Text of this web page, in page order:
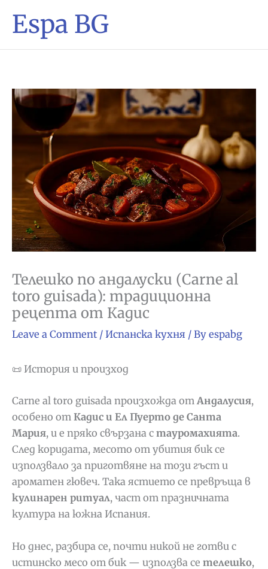
Espa BG
Телешко по андалуски (Carne al
toro guisada): традиционна
рецепта от Кадис
Leave a Comment / Испанска кухня / By espabg
📜 История и произход
Carne al toro guisada произхожда отАндалусия,
особено от Кадис и Ел Пуерто де Санта
Мария, и е пряко свързана с тауромахията.
След коридата, месото от убития бик се
използвало за приготвяне на този гъст и
ароматен гювеч. Така ястието се превръща в
кулинарен ритуал, част от празничната
култура на южна Испания.
Но днес, разбира се, почти никой не готви с
истинско месо от бик — използва се телешко,